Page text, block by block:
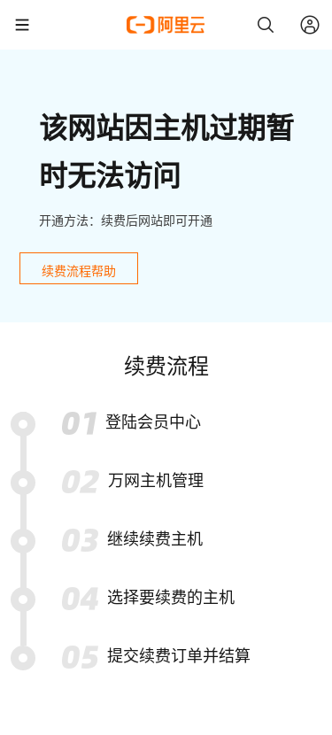
该网站因主机过期暂
时无法访问
开通方法：续费后网站即可开通
续费流程帮助
续费流程
登陆会员中心
万网主机管理
继续续费主机
选择要续费的主机
提交续费订单并结算